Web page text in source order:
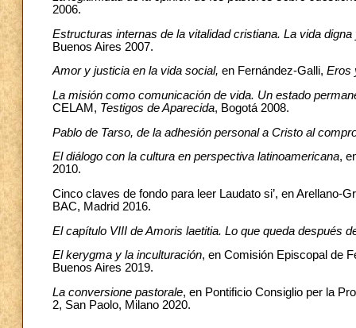
2006.
Estructuras internas de la vitalidad cristiana. La vida
Buenos Aires 2007.
Amor y justicia en la vida social, en Fernández-Galli, Eros
La misión como comunicación de vida. Un estado
CELAM, Testigos de Aparecida, Bogotá 2008.
Pablo de Tarso, de la adhesión personal a Cristo al
El diálogo con la cultura en perspectiva latinoamericana,
2010.
Cinco claves de fondo para leer Laudato si’, en Arellano-
BAC, Madrid 2016.
El capítulo VIII de Amoris laetitia. Lo que queda después
El kerygma y la inculturación, en Comisión Episcopal de
Buenos Aires 2019.
La conversione pastorale, en Pontificio Consiglio per la
2, San Paolo, Milano 2020.